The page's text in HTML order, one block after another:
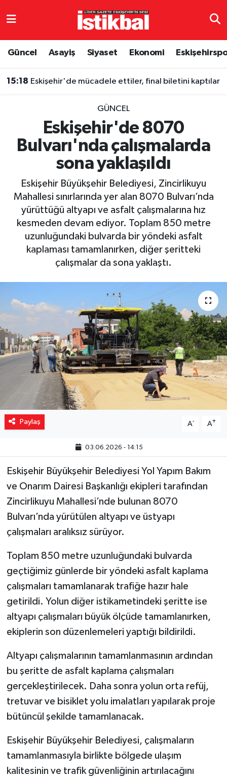
Güncel Asayiş Siyaset Ekonomi
15:18 Eskişehir'de mücadele ettiler, final biletini kaptılar
GÜNCEL
Eskişehir'de 8070
Bulvarı'nda çalışmalarda
sona yaklaşıldı
Eskişehir Büyükşehir Belediyesi, Zincirlikuyu
Mahallesi sınırlarında yer alan 8070 Bulvarı’nda
yürüttüğü altyapı ve asfalt çalışmalarına hız
kesmeden devam ediyor. Toplam 850 metre
uzunluğundaki bulvarda bir yöndeki asfalt
kaplaması tamamlanırken, diğer şeritteki
çalışmalar da sona yaklaştı.
Paylaş A- A+
03.06.2026 - 14:15
Eskişehir Büyükşehir Belediyesi Yol Yapım Bakım
ve Onarım Dairesi Başkanlığı ekipleri tarafından
Zincirlikuyu Mahallesi’nde bulunan 8070
Bulvarı’nda yürütülen altyapı ve üstyapı
çalışmaları aralıksız sürüyor.
Toplam 850 metre uzunluğundaki bulvarda
geçtiğimiz günlerde bir yöndeki asfalt kaplama
çalışmaları tamamlanarak trafiğe hazır hale
getirildi. Yolun diğer istikametindeki şeritte ise
altyapı çalışmaları büyük ölçüde tamamlanırken,
ekiplerin son düzenlemeleri yaptığı bildirildi.
Altyapı çalışmalarının tamamlanmasının ardından
bu şeritte de asfalt kaplama çalışmaları
gerçekleştirilecek. Daha sonra yolun orta refüj,
tretuvar ve bisiklet yolu imalatları yapılarak proje
bütüncül şekilde tamamlanacak.
Eskişehir Büyükşehir Belediyesi, çalışmaların
tamamlanmasıyla birlikte bölgede ulaşım
kalitesinin ve trafik güvenliğinin artırılacağını
Eskişehirspor
Spor
Ekonomi
Sağlık
Yaşam
Eskişehir Nöbetçi Eczaneler
TFF 3.Lig 4.Grup Puan Durumu ve Fikstür
Tüm Manşetler
Son Dakika Haberleri
Haber Arşivi